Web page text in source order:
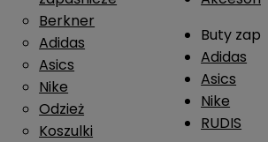
Berkner
Adidas
Asics
Nike
Odzież
Koszulki
Buty
Adidas
Asics
Nike
RUDIS